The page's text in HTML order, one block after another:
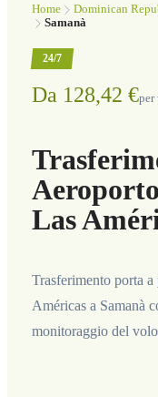
Home Dominican
Samanà
24/7
Da 128,42 €per
Las
Trasferimento porta
Américas a Samanà
monitoraggio del